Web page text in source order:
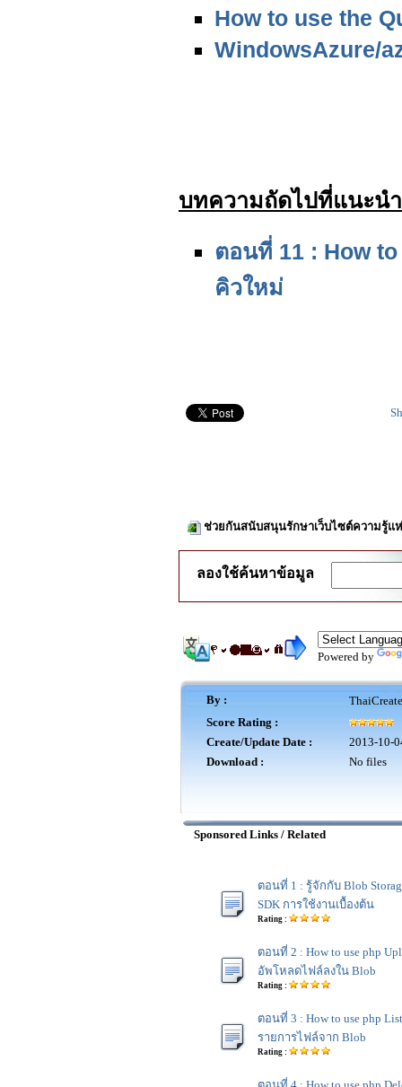
How to use the
WindowsAzure/
บทความถัดไปที่แนะน
ตอนที่ 11 : How to
คิวใหม่
ช่วยกันสนับสนุนรักษาเว็บไซต์ความรู้แ
ลองใช้ค้นหาข้อมูล
Powered by
By :
Score Rating :
Create/Update Date :
2013-10-
Download :
No files
Sponsored Links / Related
ตอนที่ 1 : รู้จักกับ Blob
SDK การใช้งานเบื้องต้น
Rating :
ตอนที่ 2 : How to use php
อัพโหลดไฟล์ลงใน Blob
Rating :
ตอนที่ 3 : How to use php
รายการไฟล์จาก Blob
Rating :